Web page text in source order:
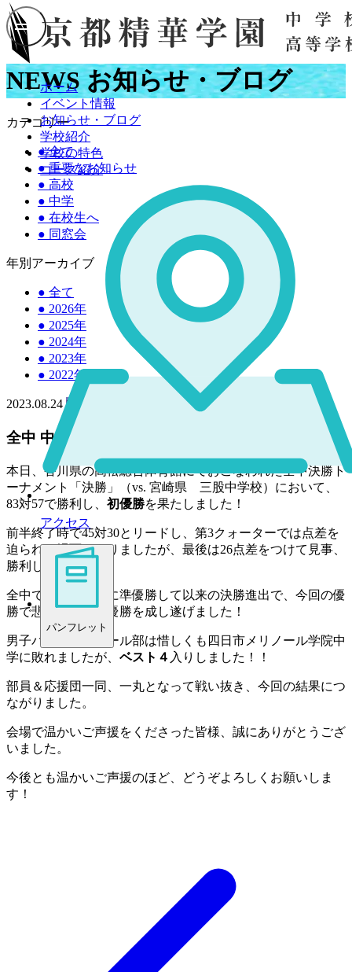
ホーム
イベント情報
お知らせ・ブログ
学校紹介
学校の特色
コース紹介
アクセス
パンフレット
NEWS お知らせ・ブログ
カテゴリー
●全て
●重要なお知らせ
● 高校
● 中学
● 在校生へ
● 同窓会
年別アーカイブ
● 全て
● 2026年
● 2025年
● 2024年
● 2023年
● 2022年
2023.08.24 中学
全中 中学女子バスケットボール部 初優勝！
本日、香川県の高松総合体育館にておこなわれた全中決勝ト
ーナメント「決勝」（vs. 宮崎県 三股中学校）において、
83対57で勝利し、 初優勝を果たしました！
前半終了時で45対30とリードし、第3クォーターでは点差を
迫られる場面もありましたが、最後は26点差をつけて見事、
勝利しました！
全中では、2016年に準優勝して以来の決勝進出で、今回の優
勝で悲願の府勢初優勝を成し遂げました！
男子バスケットボール部は惜しくも四日市メリノール学院中
学に敗れましたが、 ベスト４ 入りしました！！
部員＆応援団一同、一丸となって戦い抜き、今回の結果につ
ながりました。
会場で温かいご声援をくださった皆様、誠にありがとうござ
いました。
今後とも温かいご声援のほど、どうぞよろしくお願いしま
す！